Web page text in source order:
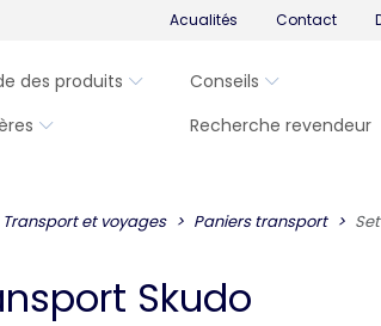
Acualités Contact
des produits Conseils
Recherche revendeur
Transport et voyages Paniers transport
Skudo